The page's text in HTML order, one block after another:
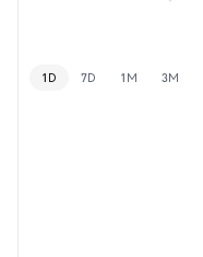
1D 7D 1M 3M